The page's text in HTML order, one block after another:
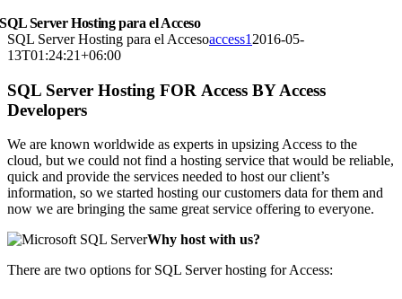
SQL Server Hosting para el Acceso
SQL Server Hosting para el Accesoaccess1 2016-05-
13T01:24:21+06:00
SQL Server Hosting FOR Access BY Access
Developers
We are known worldwide as experts in upsizing Access to the
cloud, but we could not find a hosting service that would be reliable,
quick and provide the services needed to host our client’s
information, so we started hosting our customers data for them and
now we are bringing the same great service offering to everyone.
Why host with us?
There are two options for SQL Server hosting for Access: